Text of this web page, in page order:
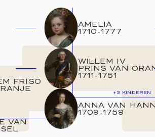
FRISO
VAN
AMELIA
1710-1777
WILLEM IV
PRINS VAN
1711 -1751
+3 KINDEREN
ANNA VAN
1709-1759